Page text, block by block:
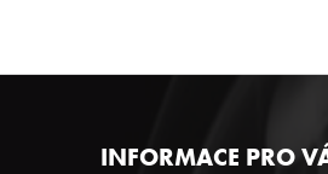
INFORMACE PRO